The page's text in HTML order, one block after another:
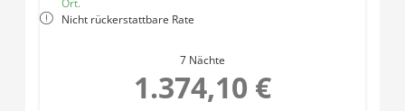
Ort.
Nicht rückerstattbare Rate
7 Nächte
1.374,10 €